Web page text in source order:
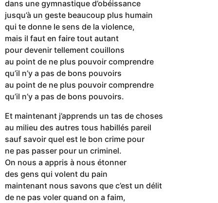
dans une gymnastique d’obéissance
jusqu’à un geste beaucoup plus humain
qui te donne le sens de la violence,
mais il faut en faire tout autant
pour devenir tellement couillons
au point de ne plus pouvoir comprendre
qu’il n’y a pas de bons pouvoirs
au point de ne plus pouvoir comprendre
qu’il n’y a pas de bons pouvoirs.
Et maintenant j’apprends un tas de choses
au milieu des autres tous habillés pareil
sauf savoir quel est le bon crime pour
ne pas passer pour un criminel.
On nous a appris à nous étonner
des gens qui volent du pain
maintenant nous savons que c’est un délit
de ne pas voler quand on a faim,